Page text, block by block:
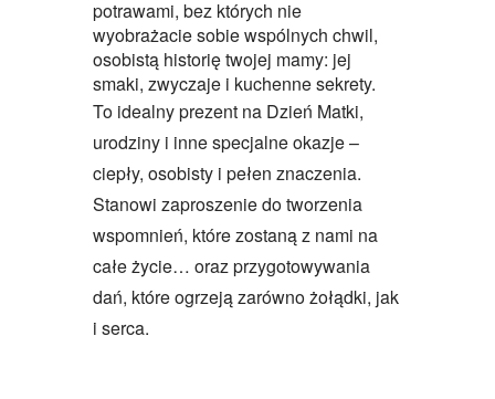
potrawami, bez których nie
wyobrażacie sobie wspólnych chwil,
osobistą historię twojej mamy: jej
smaki, zwyczaje i kuchenne sekrety.
To idealny prezent na Dzień Matki,
urodziny i inne specjalne okazje –
ciepły, osobisty i pełen znaczenia.
Stanowi zaproszenie do tworzenia
wspomnień, które zostaną z nami na
całe życie… oraz przygotowywania
dań, które ogrzeją zarówno żołądki, jak
i serca.